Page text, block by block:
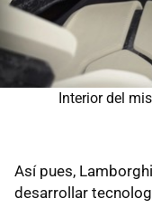
Interior del
Así pues,
desarrollar